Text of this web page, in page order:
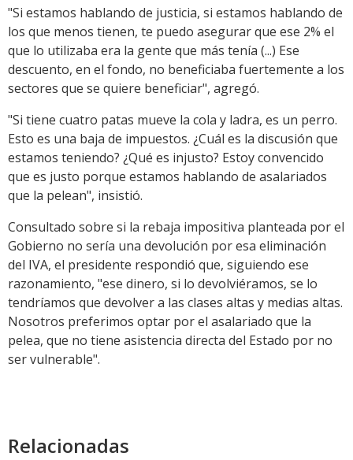
"Si estamos hablando de justicia, si estamos hablando de
los que menos tienen, te puedo asegurar que ese 2% el
que lo utilizaba era la gente que más tenía (...) Ese
descuento, en el fondo, no beneficiaba fuertemente a los
sectores que se quiere beneficiar", agregó.
"Si tiene cuatro patas mueve la cola y ladra, es un perro.
Esto es una baja de impuestos. ¿Cuál es la discusión que
estamos teniendo? ¿Qué es injusto? Estoy convencido
que es justo porque estamos hablando de asalariados
que la pelean", insistió.
Consultado sobre si la rebaja impositiva planteada por el
Gobierno no sería una devolución por esa eliminación
del IVA, el presidente respondió que, siguiendo ese
razonamiento, "ese dinero, si lo devolviéramos, se lo
tendríamos que devolver a las clases altas y medias altas.
Nosotros preferimos optar por el asalariado que la
pelea, que no tiene asistencia directa del Estado por no
ser vulnerable".
Relacionadas